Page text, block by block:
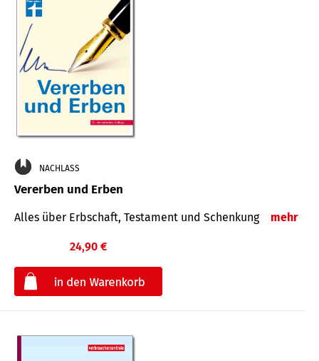
NACHLASS
Vererben und Erben
Alles über Erbschaft, Testament und Schenkung mehr
24,90 €